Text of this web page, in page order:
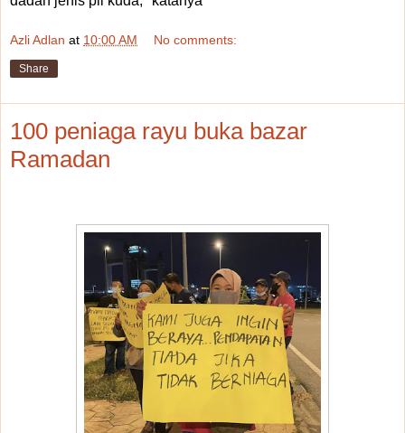
Azli Adlan at 10:00 AM No comments:
Share
100 peniaga rayu buka bazar
Ramadan